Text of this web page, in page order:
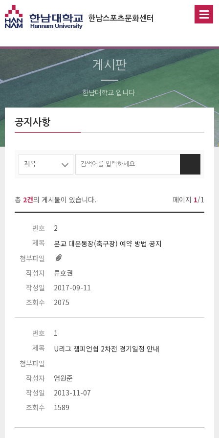
한남스포츠문화센터
게시판
한남대학교 입니다.
공지사항
총 2건의 게시물이 있습니다. 페이지 1/1
번호
2
제목
본교 대운동장(축구장) 예약 방법 공지
첨부파일
작성자
류호권
작성일
2017-09-11
조회수
2075
번호
1
제목
U리그 챔피언쉽 2차전 경기일정 안내
첨부파일
작성자
염원준
작성일
2013-11-07
조회수
1589